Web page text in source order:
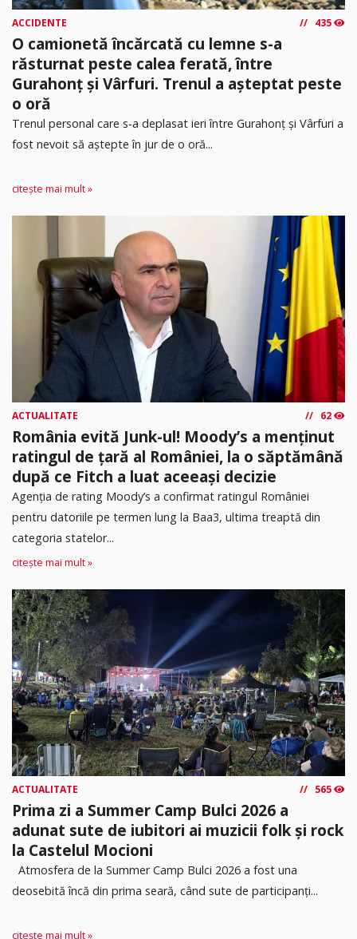
ACCIDENTE 435
O camionetă încărcată cu lemne s-a
răsturnat peste calea ferată, între
Gurahonț și Vârfuri. Trenul a așteptat peste
o oră
Trenul personal care s-a deplasat ieri între Gurahonț și Vârfuri a
fost nevoit să aștepte în jur de o oră...
citește mai mult »
ACTUALITATE 62
România evită Junk-ul! Moody’s a menținut
ratingul de țară al României, la o săptămână
după ce Fitch a luat aceeași decizie
Agenția de rating Moody’s a confirmat ratingul României
pentru datoriile pe termen lung la Baa3, ultima treaptă din
categoria statelor...
citește mai mult »
ACTUALITATE 565
Prima zi a Summer Camp Bulci 2026 a
adunat sute de iubitori ai muzicii folk și rock
la Castelul Mocioni
Atmosfera de la Summer Camp Bulci 2026 a fost una
deosebită încă din prima seară, când sute de participanți...
citește mai mult »